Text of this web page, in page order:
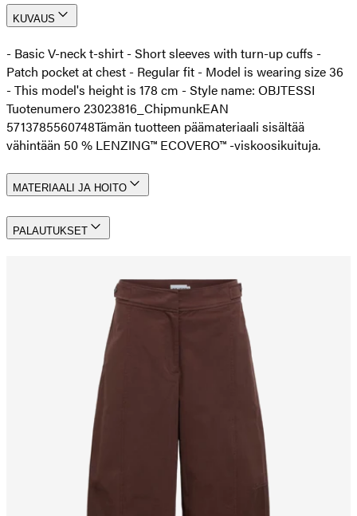
KUVAUS
- Basic V-neck t-shirt - Short sleeves with turn-up cuffs -
Patch pocket at chest - Regular fit - Model is wearing size 36
- This model's height is 178 cm - Style name: OBJTESSI
Tuotenumero 23023816_ChipmunkEAN
5713785560748Tämän tuotteen päämateriaali sisältää
vähintään 50 % LENZING™ ECOVERO™ -viskoosikuituja.
MATERIAALI JA HOITO
PALAUTUKSET